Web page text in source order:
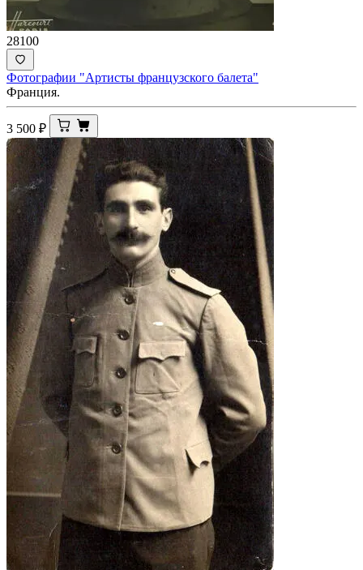
28100
Фотографии "Артисты французского балета"
Франция.
3 500 ₽